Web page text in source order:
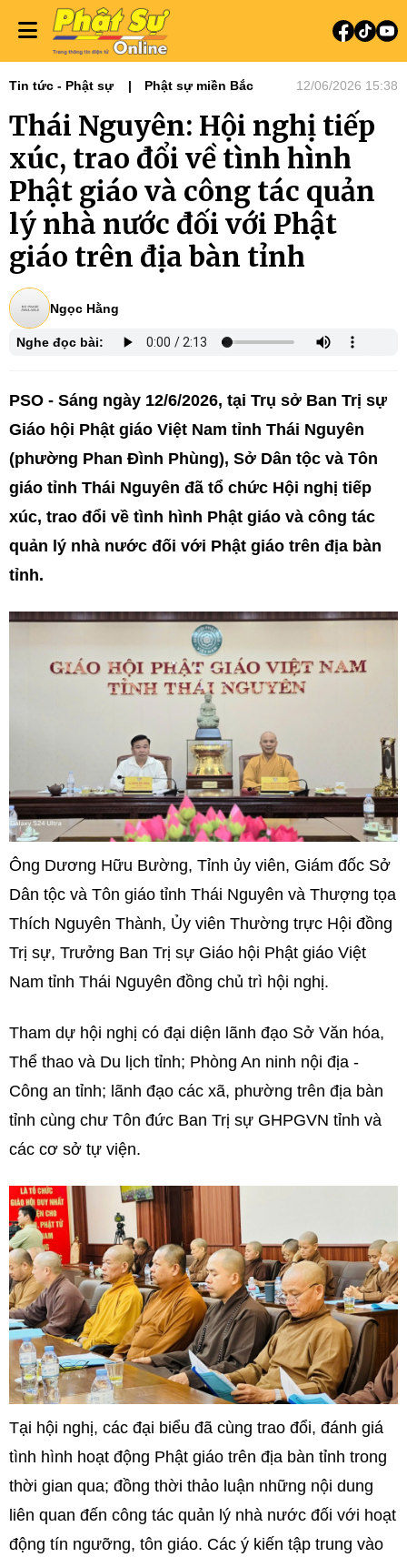
Tin tức - Phật sự Phật sự miền Bắc 12/06/2026 15:38
Thái Nguyên: Hội nghị tiếp
xúc, trao đổi về tình hình
Phật giáo và công tác quản
lý nhà nước đối với Phật
giáo trên địa bàn tỉnh
Ngọc Hằng
Nghe đọc bài:
PSO - Sáng ngày 12/6/2026, tại Trụ sở Ban Trị sự
Giáo hội Phật giáo Việt Nam tỉnh Thái Nguyên
(phường Phan Đình Phùng), Sở Dân tộc và Tôn
giáo tỉnh Thái Nguyên đã tổ chức Hội nghị tiếp
xúc, trao đổi về tình hình Phật giáo và công tác
quản lý nhà nước đối với Phật giáo trên địa bàn
tỉnh.
Ông Dương Hữu Bường, Tỉnh ủy viên, Giám đốc Sở
Dân tộc và Tôn giáo tỉnh Thái Nguyên và Thượng tọa
Thích Nguyên Thành, Ủy viên Thường trực Hội đồng
Trị sự, Trưởng Ban Trị sự Giáo hội Phật giáo Việt
Nam tỉnh Thái Nguyên đồng chủ trì hội nghị.
Tham dự hội nghị có đại diện lãnh đạo Sở Văn hóa,
Thể thao và Du lịch tỉnh; Phòng An ninh nội địa -
Công an tỉnh; lãnh đạo các xã, phường trên địa bàn
tỉnh cùng chư Tôn đức Ban Trị sự GHPGVN tỉnh và
các cơ sở tự viện.
Tại hội nghị, các đại biểu đã cùng trao đổi, đánh giá
tình hình hoạt động Phật giáo trên địa bàn tỉnh trong
thời gian qua; đồng thời thảo luận những nội dung
liên quan đến công tác quản lý nhà nước đối với hoạt
động tín ngưỡng, tôn giáo. Các ý kiến tập trung vào